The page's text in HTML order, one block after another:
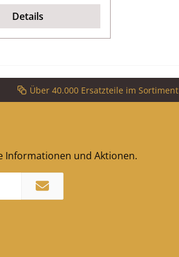
Details
Über 40.000 Ersatzteile im Sortiment
Informationen und Aktionen.